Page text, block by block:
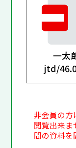
一太
jtd/
非会員の方
閲覧出来ま
間の資料を